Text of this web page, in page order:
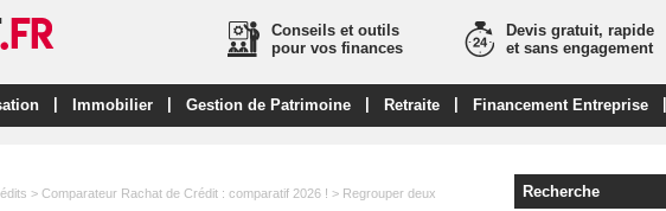
Conseils et outils
pour vos finances
Devis gratuit, rapide
et sans engagement
Immobilier Gestion de Patrimoine Retraite Financement Entreprise
> Comparateur Rachat de Crédit : comparatif 2026 ! > Regrouper deux
Recherche